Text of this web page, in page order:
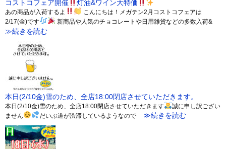
コストコフェア開催 灯油&ワイン大特価
あの商品が入荷するよ
こんにちは！メガテン2月コストコフェアは
2/17(金)です
新商品や人気のチョコレートや日用雑貨などの多数入荷&
≫続きを読む
本日(2/10金)雪のため、全店18:00閉店させていただきます。
本日(2/10金)雪のため、全店18:00閉店させていただきます
誠に申し訳ござい
ません
だいぶ道が渋滞しているようなので≫続きを読む